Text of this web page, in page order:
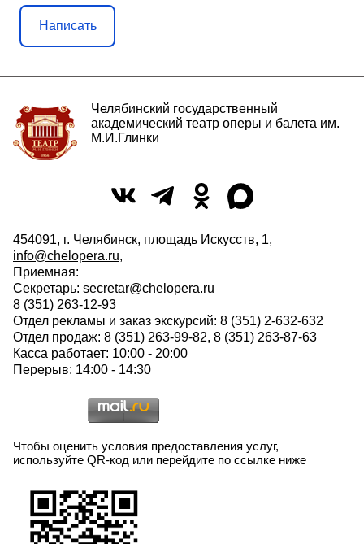
Написать
Челябинский государственный
академический театр оперы и балета им.
М.И.Глинки
454091, г. Челябинск, площадь Искусств, 1,
info@chelopera.ru,
Приемная:
Секретарь: secretar@chelopera.ru
8 (351) 263-12-93
Отдел рекламы и заказ экскурсий: 8 (351) 2-632-632
Отдел продаж: 8 (351) 263-99-82, 8 (351) 263-87-63
Касса работает: 10:00 - 20:00
Перерыв: 14:00 - 14:30
Чтобы оценить условия предоставления услуг,
используйте QR-код или перейдите по ссылке ниже